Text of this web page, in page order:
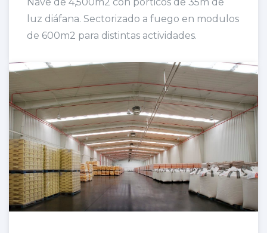
luz diáfana. Sectorizado a fuego en modulos
de 600m2 para distintas actividades.